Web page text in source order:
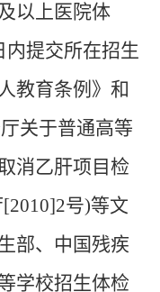
以上医院体
内提交所在招生
教育条例》和
关于普通高等
消乙肝项目检
[2010]2号)等文
部、中国残疾
学校招生体检